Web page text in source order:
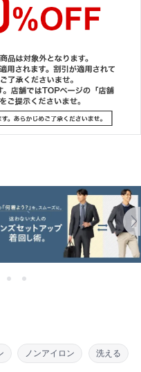
ノンアイロン 洗える